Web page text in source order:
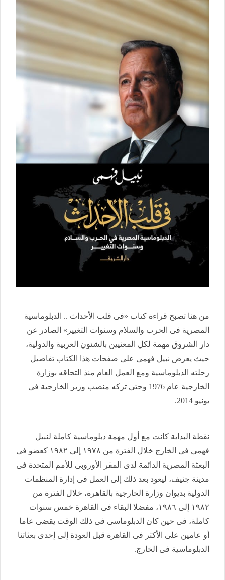
من هنا تصبح قراءة كتاب «فى قلب الأحداث .. الدبلوماسية
المصرية فى الحرب والسلام وسنوات التغيير» الصادر عن
دار الشروق مهمة لكل المعنيين بالشئون العربية والدولية،
حيث يعرض نبيل فهمى على صفحات هذا الكتاب تفاصيل
رحلته الدبلوماسية ومع العمل العام منذ التحاقه بوزارة
الخارجية عام 1976 وحتى تركه منصب وزير الخارجية فى
يونيو 2014.
نقطة البداية كانت مع أول مهمة دبلوماسية كاملة لنبيل
فهمى فى الخارج خلال الفترة من ١٩٧٨ إلى ١٩٨٢ كعضو فى
البعثة المصرية الدائمة لدى المقر الأوروبى للأمم المتحدة فى
مدينة جنيف، ليعود بعد ذلك إلى العمل فى إدارة المنظمات
الدولية بديوان وزارة الخارجية بالقاهرة، خلال الفترة من
١٩٨٢ إلى ١٩٨٦، مفضلا البقاء فى القاهرة خمس سنوات
كاملة، فى حين كان الدبلوماسى فى ذلك الوقت يقضى عاما
أو عامين على الأكثر فى القاهرة قبل العودة إلى إحدى بعثاتنا
الدبلوماسية فى الخارج.